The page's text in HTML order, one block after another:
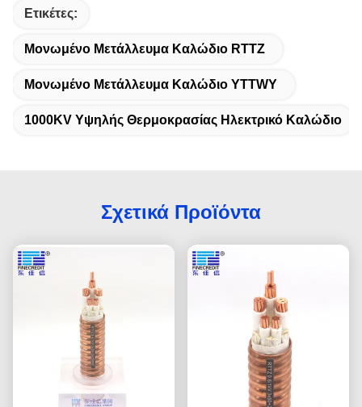
Ετικέτες:
Μονωμένο Μετάλλευμα Καλώδιο RTTZ
Μονωμένο Μετάλλευμα Καλώδιο YTTWY
1000KV Υψηλής Θερμοκρασίας Ηλεκτρικό Καλώδιο
Σχετικά Προϊόντα